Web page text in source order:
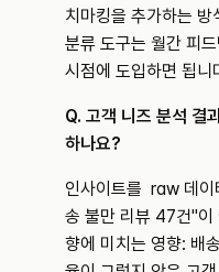
치마킹을 추가하는
분류 도구는 월간 피
시점에 도입하면 됩니
Q. 고객 니즈 분석 결
하나요?
인사이트를  raw 데
송 불만 리뷰 47건"이
향에 미치는 영향: 배